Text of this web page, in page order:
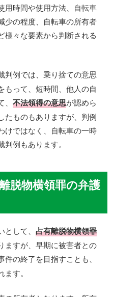
用時間や使用方法、自転車
少の程度、自転車の所有者
様々な要素から判断される
判例では、乗り捨ての意思
もって、短時間、他人の自
、不法領得の意思が認めら
たものもありますが、判例
けではなく、自転車の一時
判例もあります。
脱物横領罪の弁護
として、占有離脱物横領罪
ますが、早期に被害者との
件の終了を目指すことも、
す。